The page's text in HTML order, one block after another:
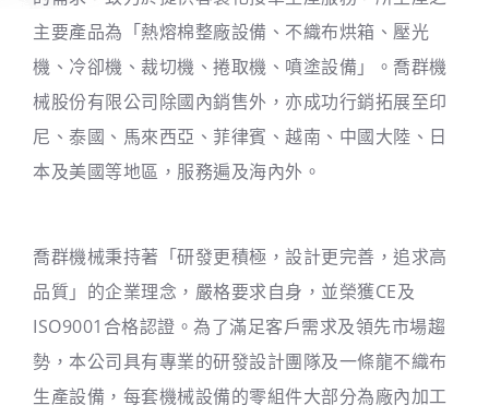
主要產品為「熱熔棉整廠設備、不織布烘箱、壓光
機、冷卻機、裁切機、捲取機、噴塗設備」。喬群機
械股份有限公司除國內銷售外，亦成功行銷拓展至印
尼、泰國、馬來西亞、菲律賓、越南、中國大陸、日
本及美國等地區，服務遍及海內外。
喬群機械秉持著「研發更積極，設計更完善，追求高
品質」的企業理念，嚴格要求自身，並榮獲CE及
ISO9001合格認證。為了滿足客戶需求及領先市場趨
勢，本公司具有專業的研發設計團隊及一條龍不織布
生產設備，每套機械設備的零組件大部分為廠內加工